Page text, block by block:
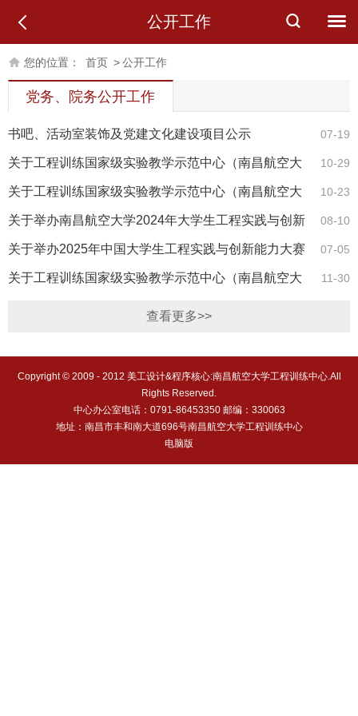
公开工作
您的位置： 首页 >公开工作
党务、院务公开工作
07-19
书吧、活动室装饰及党建文化建设项目公示
10-29
关于工程训练国家级实验教学示范中心（南昌航空大
学）2024年度开放基金课题立项的通知 10-23
关于工程训练国家级实验教学示范中心（南昌航空大
学）2022 年度开放基金课题结题的通知 08-10
关于举办南昌航空大学2024年大学生工程实践与创新
能力大赛的通知 07-05
关于举办2025年中国大学生工程实践与创新能力大赛
的预通知 11-30
关于工程训练国家级实验教学示范中心（南昌航空大
查看更多>>
Copyright © 2009 - 2012 美工设计&程序核心:南昌航空大学工程训练中心.All
Rights Reserved.
中心办公室电话：0791-86453350 邮编：330063
地址：南昌市丰和南大道696号南昌航空大学工程训练中心
电脑版